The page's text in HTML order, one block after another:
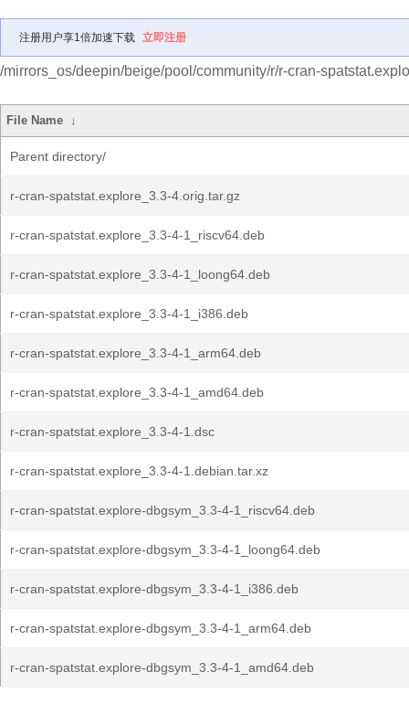
注册用户享1倍加速下载 立即注册
/mirrors_os/deepin/beige/pool/community/r/r-cran-
File Name ↓
Parent directory/
r-cran-spatstat.explore_3.3-4.orig.tar.gz
r-cran-spatstat.explore_3.3-4-1_riscv64.deb
r-cran-spatstat.explore_3.3-4-1_loong64.deb
r-cran-spatstat.explore_3.3-4-1_i386.deb
r-cran-spatstat.explore_3.3-4-1_arm64.deb
r-cran-spatstat.explore_3.3-4-1_amd64.deb
r-cran-spatstat.explore_3.3-4-1.dsc
r-cran-spatstat.explore_3.3-4-1.debian.tar.xz
r-cran-spatstat.explore-dbgsym_3.3-4-1_riscv64.deb
r-cran-spatstat.explore-dbgsym_3.3-4-1_loong64.deb
r-cran-spatstat.explore-dbgsym_3.3-4-1_i386.deb
r-cran-spatstat.explore-dbgsym_3.3-4-1_arm64.deb
r-cran-spatstat.explore-dbgsym_3.3-4-1_amd64.deb